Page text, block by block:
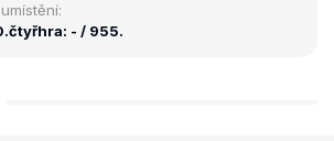
čtyřhra: - / 955.